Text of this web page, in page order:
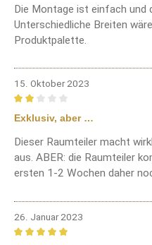
Die Montage ist einfach und
Unterschiedliche Breiten
Produktpalette.
15. Oktober 2023
Bewertung mit 2 von 5
Exklusiv, aber …
Dieser Raumteiler macht
aus. ABER: die Raumteiler
ersten 1-2 Wochen daher
26. Januar 2023